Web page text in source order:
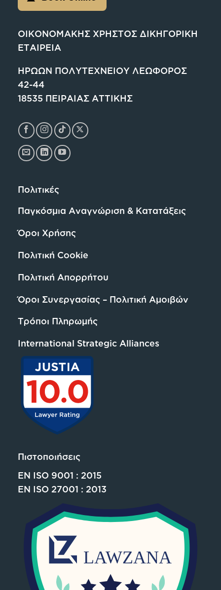
ΟΙΚΟΝΟΜΑΚΗΣ ΧΡΗΣΤΟΣ ΔΙΚΗΓΟΡΙΚΗ
ΕΤΑΙΡΕΙΑ
ΗΡΩΩΝ ΠΟΛΥΤΕΧΝΕΙΟΥ ΛΕΩΦΟΡΟΣ
42-44
18535 ΠΕΙΡΑΙΑΣ ΑΤΤΙΚΗΣ
Πολιτικές
Παγκόσμια Αναγνώριση & Κατατάξεις
Όροι Χρήσης
Πολιτική Cookie
Πολιτική Απορρήτου
Όροι Συνεργασίας – Πολιτική Αμοιβών
Τρόποι Πληρωμής
International Strategic Alliances
Πιστοποιήσεις
EN ISO 9001 : 2015
EN ISO 27001 : 2013